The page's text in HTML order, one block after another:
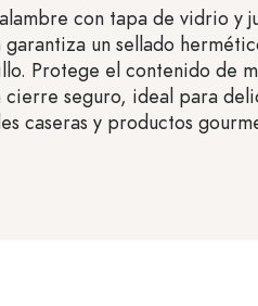
con tapa de vidrio y
garantiza un sellado
Protege el contenido de
seguro, ideal para
caseras y productos